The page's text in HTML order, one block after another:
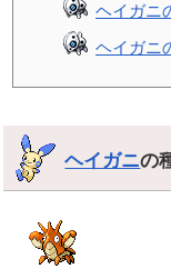
ヘイガニ
ヘイガニ
ヘイガニの